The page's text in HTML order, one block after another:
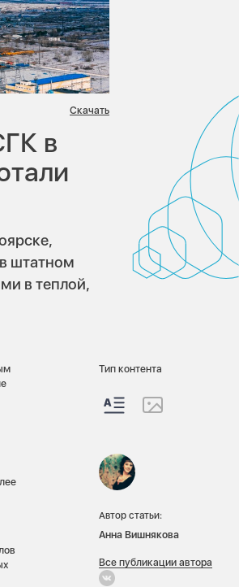
Скачать
в
штатном
в теплой,
Тип контента
Автор статьи:
Анна Вишнякова
Все публикации автора